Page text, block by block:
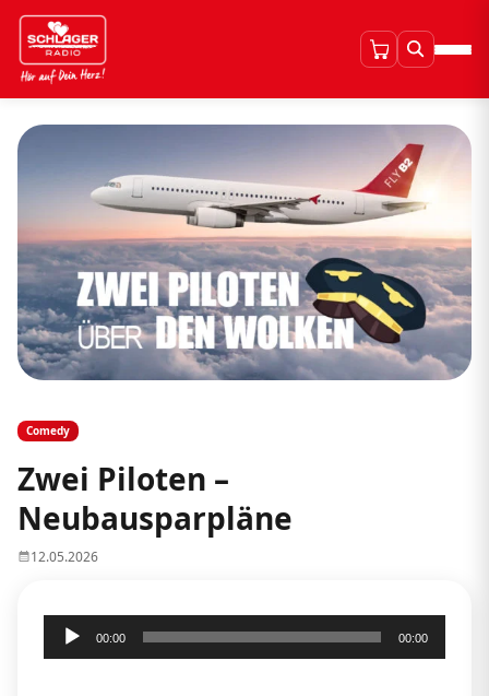
Comedy
Zwei Piloten –
Neubausparpläne
12.05.2026
Audio-
Player
00:00 00:00